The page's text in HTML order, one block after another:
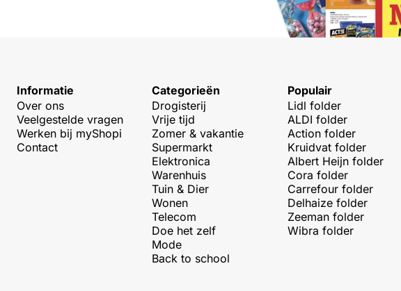
Informatie
Over ons
Veelgestelde vragen
Werken bij myShopi
Contact
Categorieën
Drogisterij
Vrije tijd
Zomer & vakantie
Supermarkt
Elektronica
Warenhuis
Tuin & Dier
Wonen
Telecom
Doe het zelf
Mode
Back to school
Populair
Lidl folder
ALDI folder
Action folder
Kruidvat folder
Albert Heijn folder
Cora folder
Carrefour folder
Delhaize folder
Zeeman folder
Wibra folder